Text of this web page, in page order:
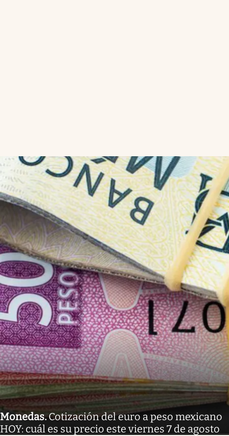
Monedas.Cotización del euro a peso mexicano
HOY: cuál es su precio este viernes 7 de agosto